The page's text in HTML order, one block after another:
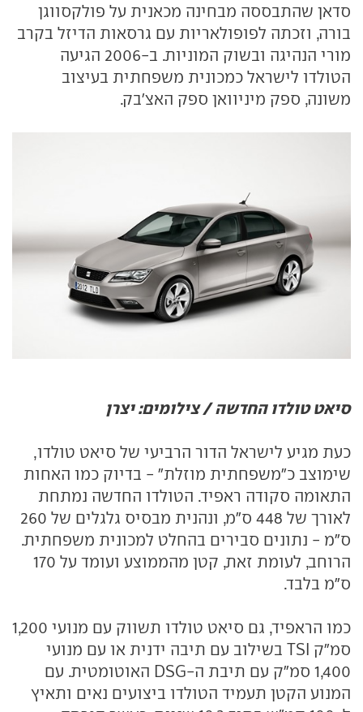
סדאן שהתבססה מבחינה מכאנית על פולקסווגן
בורה, וזכתה לפופולאריות עם גרסאות הדיזל בקרב
מורי הנהיגה ובשוק המוניות. ב-2006 הגיעה
הטולדו לישראל כמכונית משפחתית בעיצוב
משונה, ספק מיניוואן ספק האצ'בק.
סיאט טולדו החדשה / צילומים: יצרן
כעת מגיע לישראל הדור הרביעי של סיאט טולדו,
שימוצב כ"משפחתית מוזלת" - בדיוק כמו האחות
התאומה סקודה ראפיד. הטולדו החדשה נמתחת
לאורך של 448 ס"מ, ונהנית מבסיס גלגלים של 260
ס"מ - נתונים סבירים בהחלט למכונית משפחתית.
הרוחב, לעומת זאת, קטן מהממוצע ועומד על 170
ס"מ בלבד.
כמו הראפיד, גם סיאט טולדו תשווק עם מנועי 1,200
סמ"ק TSI בשילוב עם תיבה ידנית או עם מנועי
1,400 סמ"ק עם תיבת ה-DSG האוטומטית. עם
המנוע הקטן תעמיד הטולדו ביצועים נאים ותאיץ